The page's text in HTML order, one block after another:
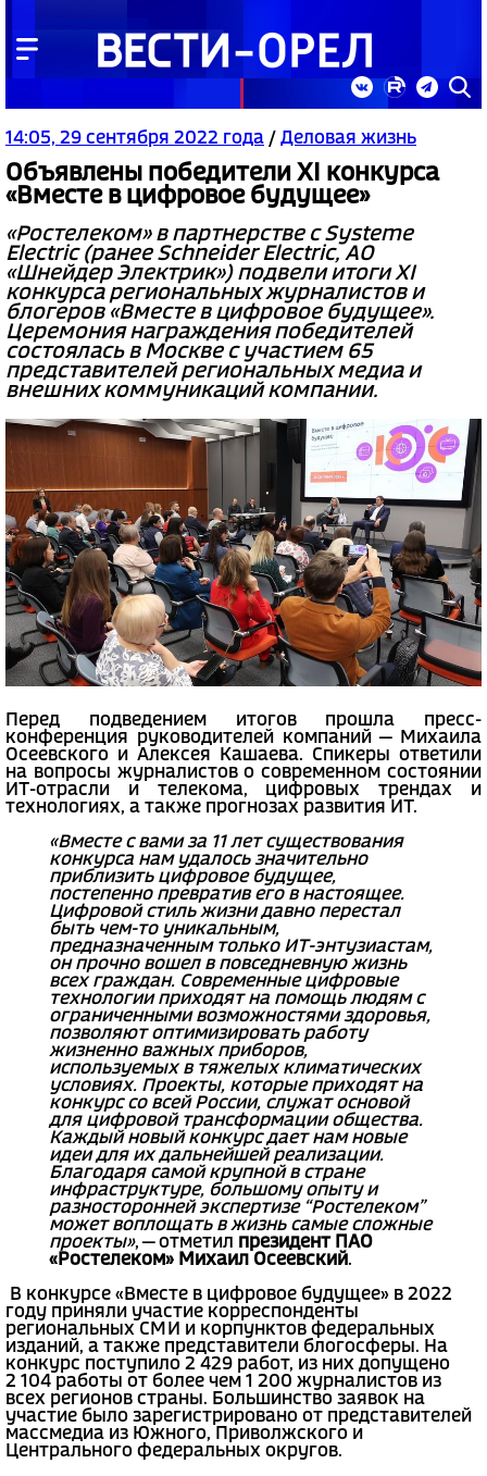
14:05, 29 сентября 2022 года / Деловая жизнь
Объявлены победители XI конкурса
«Вместе в цифровое будущее»
«Ростелеком» в партнерстве с Systeme
Electric (ранее Schneider Electric, АО
«Шнейдер Электрик») подвели итоги XI
конкурса региональных журналистов и
блогеров «Вместе в цифровое будущее».
Церемония награждения победителей
состоялась в Москве с участием 65
представителей региональных медиа и
внешних коммуникаций компании.
Перед подведением итогов прошла пресс-
конференция руководителей компаний — Михаила
Осеевского и Алексея Кашаева. Спикеры ответили
на вопросы журналистов о современном состоянии
ИТ-отрасли и телекома, цифровых трендах и
технологиях, а также прогнозах развития ИТ.
«Вместе с вами за 11 лет существования
конкурса нам удалось значительно
приблизить цифровое будущее,
постепенно превратив его в настоящее.
Цифровой стиль жизни давно перестал
быть чем-то уникальным,
предназначенным только ИТ-энтузиастам,
он прочно вошел в повседневную жизнь
всех граждан. Современные цифровые
технологии приходят на помощь людям с
ограниченными возможностями здоровья,
позволяют оптимизировать работу
жизненно важных приборов,
используемых в тяжелых климатических
условиях. Проекты, которые приходят на
конкурс со всей России, служат основой
для цифровой трансформации общества.
Каждый новый конкурс дает нам новые
идеи для их дальнейшей реализации.
Благодаря самой крупной в стране
инфраструктуре, большому опыту и
разносторонней экспертизе “Ростелеком”
может воплощать в жизнь самые сложные
проекты», — отметил
президент ПАО
«Ростелеком» Михаил Осеевский .
В конкурсе «Вместе в цифровое будущее» в 2022
году приняли участие корреспонденты
региональных СМИ и корпунктов федеральных
изданий, а также представители блогосферы. На
конкурс поступило 2 429 работ, из них допущено
2 104 работы от более чем 1 200 журналистов из
всех регионов страны. Большинство заявок на
участие было зарегистрировано от представителей
массмедиа из Южного, Приволжского и
Центрального федеральных округов.